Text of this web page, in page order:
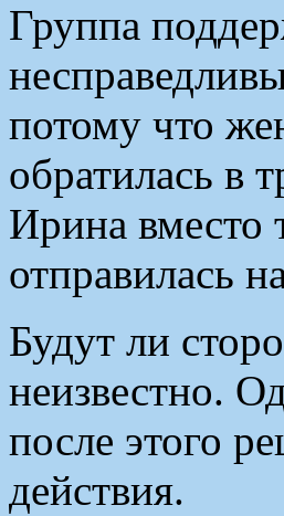
Группа
потому что
обратилась в
Ирина вместо
отправилась
Будут ли
неизвестно.
после этого
действия.